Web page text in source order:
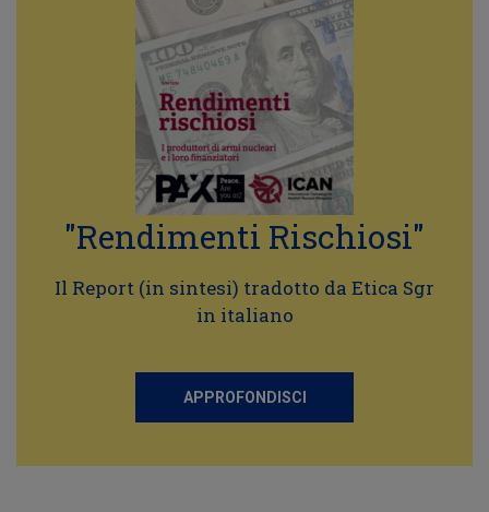
"Rendimenti Rischiosi"
Il Report (in sintesi) tradotto da Etica Sgr
in italiano
APPROFONDISCI